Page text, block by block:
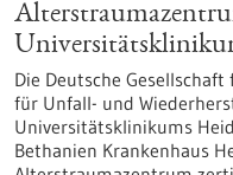
Die Deutsche
für Unfall- und
Universitätsklinikums
Bethanien Krankenhaus